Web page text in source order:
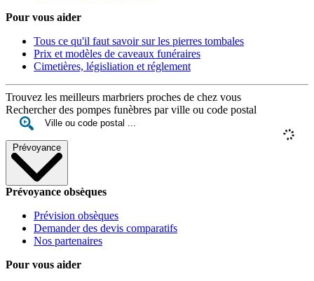
Pour vous aider
Tous ce qu'il faut savoir sur les pierres tombales
Prix et modèles de caveaux funéraires
Cimetières, législiation et réglement
Trouvez les meilleurs marbriers proches de chez vous
Rechercher des pompes funèbres par ville ou code postal
Prévoyance
Prévoyance obsèques
Prévision obsèques
Demander des devis comparatifs
Nos partenaires
Pour vous aider